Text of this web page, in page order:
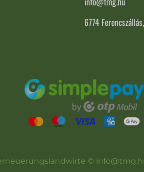
6774
©